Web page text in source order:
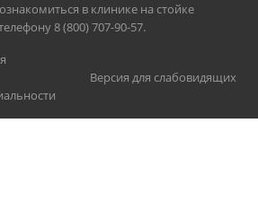
в клинике на стойке
8 (800) 707-90-57.
Версия для слабовидящих